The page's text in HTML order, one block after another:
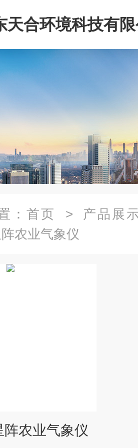
天合环境科技有
： 首页 > 产品展
农业气象仪
农业气象仪